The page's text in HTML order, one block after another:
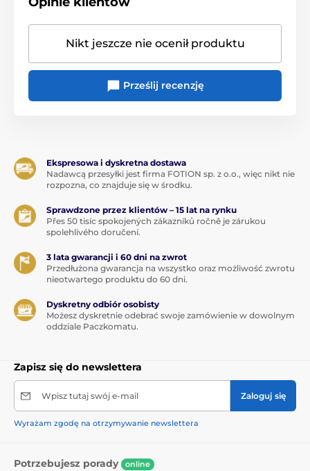
Nikt jeszcze nie ocenił produktu
Prześlij recenzję
Ekspresowa i dyskretna dostawa
Nadawcą przesyłki jest firma FOTION sp. z o.o., więc nikt nie
rozpozna, co znajduje się w środku.
Sprawdzone przez klientów – 15 lat na rynku
Přes 50 tisíc spokojených zákazníků ročně je zárukou
spolehlivého doručení.
3 lata gwarancji i 60 dni na zwrot
Przedłużona gwarancja na wszystko oraz możliwość zwrotu
nieotwartego produktu do 60 dni.
Dyskretny odbiór osobisty
Możesz dyskretnie odebrać swoje zamówienie w dowolnym
oddziale Paczkomatu.
Zapisz się do newslettera
Wpisz tutaj swój e-mail Zaloguj się
Wyrażam zgodę na otrzymywanie newslettera
Potrzebujesz porady online